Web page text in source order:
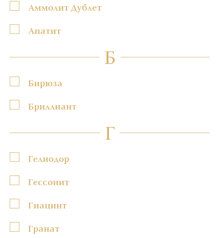
Аммолит Дублет
Апатит
Б
Бирюза
Бриллиант
Г
Гелиодор
Гессонит
Гиацинт
Гранат